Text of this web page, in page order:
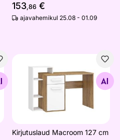
153,86 €
ajavahemikul 25.08 - 01.09
Kirjutuslaud Macroom 127
Otsi sarnaseid
Kirjutuslaud Macroom 127 cm